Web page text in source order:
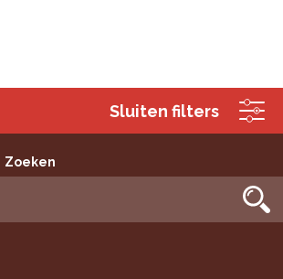
Sluiten filters
Zoeken